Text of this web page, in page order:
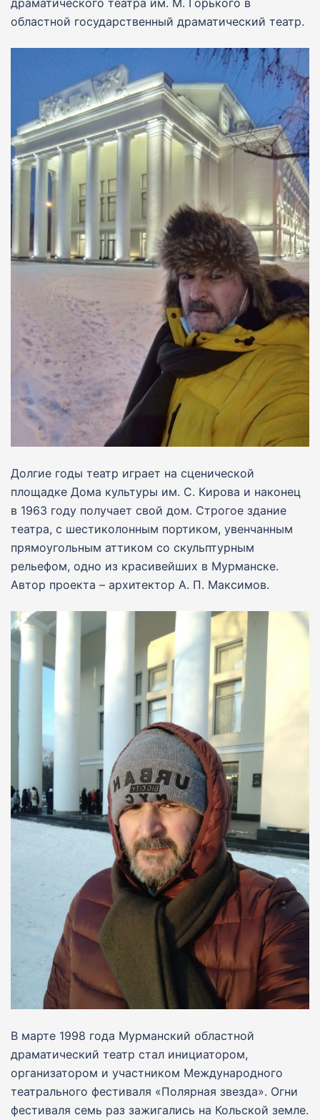
драматического театра им. М. Горького в
областной государственный драматический театр.
Долгие годы театр играет на сценической
площадке Дома культуры им. С. Кирова и наконец
в 1963 году получает свой дом. Строгое здание
театра, с шестиколонным портиком, увенчанным
прямоугольным аттиком со скульптурным
рельефом, одно из красивейших в Мурманске.
Автор проекта – архитектор А. П. Максимов.
В марте 1998 года Мурманский областной
драматический театр стал инициатором,
организатором и участником Международного
театрального фестиваля «Полярная звезда». Огни
фестиваля семь раз зажигались на Кольской земле.